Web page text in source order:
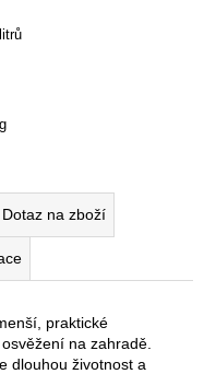
Dotaz na zboží
praktické
na zahradě.
dlouhou životnost a